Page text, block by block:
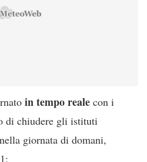
in tempo reale con i
di chiudere gli istituti
nella giornata di domani,